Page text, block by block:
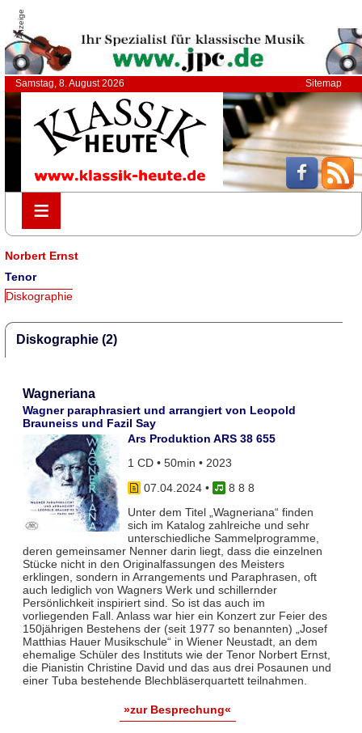
Anzeige
Samstag, 8. August 2026 Sitemap
≡
≡
Norbert Ernst
Tenor
Diskographie
Diskographie (2)
Wagneriana
Wagner paraphrasiert und arrangiert von Leopold
Brauneiss und Fazil Say
Ars Produktion ARS 38 655
1 CD • 50min • 2023
07.04.2024•
8 8 8
Unter dem Titel „Wagneriana“ finden
sich im Katalog zahlreiche und sehr
unterschiedliche Sammelprogramme,
deren gemeinsamer Nenner darin liegt, dass die einzelnen
Stücke nicht in den Originalfassungen des Meisters
erklingen, sondern in Arrangements und Paraphrasen, oft
auch lediglich von Wagners Werk und schillernder
Persönlichkeit inspiriert sind. So ist das auch im
vorliegenden Fall. Anlass war hier ein Konzert zur Feier des
150jährigen Bestehens der (seit 1977 so benannten) „Josef
Matthias Hauer Musikschule“ in Wiener Neustadt, an dem
ehemalige Schüler des Instituts wie der Tenor Norbert Ernst,
die Pianistin Christine David und das aus drei Posaunen und
einer Tuba bestehende Blechbläserquartett teilnahmen.
»zur Besprechung«